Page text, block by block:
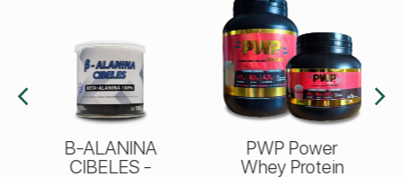
B-ALANINA
CIBELES -
PWP Power
Whey Protein